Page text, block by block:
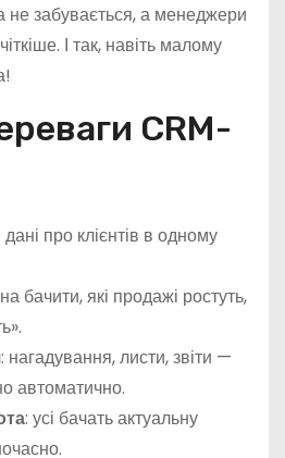
не забувається, а менеджери
І так, навіть малому
CRM-
дані про клієнтів в одному
бачити, які продажі ростуть,
: нагадування, листи, звіти —
автоматично.
: усі бачать актуальну